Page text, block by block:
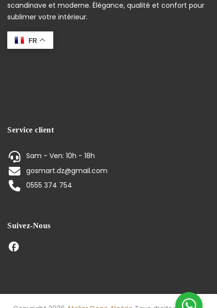
scandinave et moderne. Élégance, qualité et confort pour
sublimer votre intérieur.
FR
Service client
Sam - Ven: 10h - 18h
gosmart.dz@gmail.com
0555 374 754
Suivez-Nous